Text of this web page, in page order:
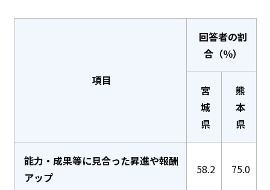
項目
回答者の割
合（％）
宮
城
県
熊
本
県
能力・成果等に見合った昇進や報酬
アップ
58.2 75.0